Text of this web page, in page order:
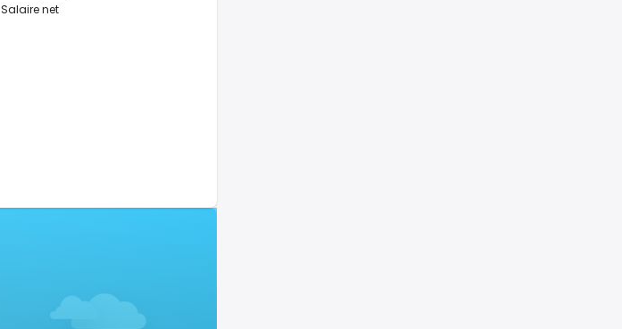
Salaire net